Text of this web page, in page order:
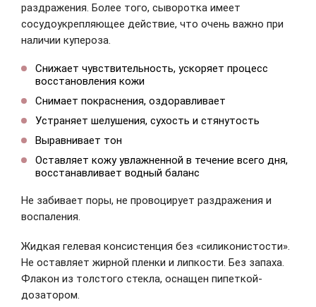
раздражения. Более того, сыворотка имеет
сосудоукрепляющее действие, что очень важно при
наличии купероза.
Снижает чувствительность, ускоряет процесс
восстановления кожи
Снимает покраснения, оздоравливает
Устраняет шелушения, сухость и стянутость
Выравнивает тон
Оставляет кожу увлажненной в течение всего дня,
восстанавливает водный баланс
Не забивает поры, не провоцирует раздражения и
воспаления.
Жидкая гелевая консистенция без «силиконистости».
Не оставляет жирной пленки и липкости. Без запаха.
Флакон из толстого стекла, оснащен пипеткой-
дозатором.